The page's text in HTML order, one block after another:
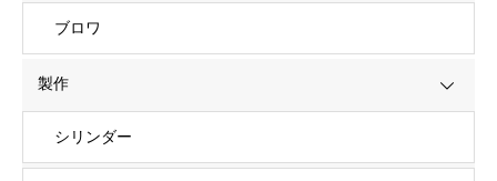
ブロワ
製作
シリンダー